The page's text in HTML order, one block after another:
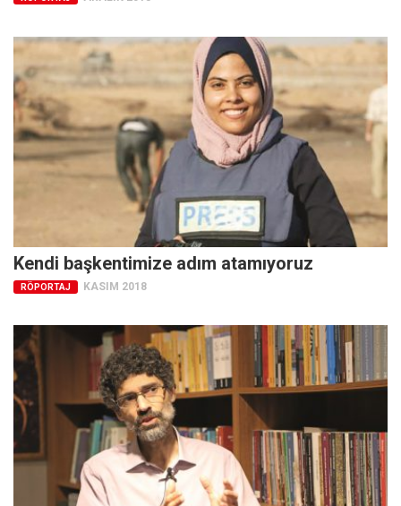
Amerika
Avustralya
Tarih
Düşünce
Dosyalar
Kendi başkentimize adım atamıyoruz
RÖPORTAJ KASIM 2018